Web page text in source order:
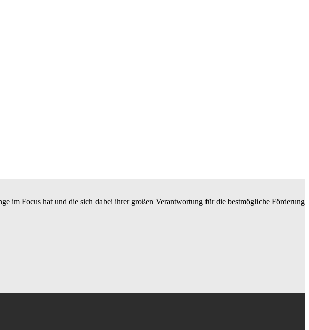
im Focus hat und die sich dabei ihrer großen Verantwortung für die bestmögliche Förderung